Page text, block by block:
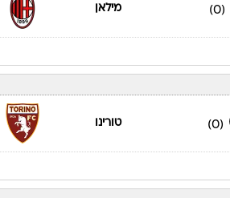
(0) מילאן
(0) טורינו